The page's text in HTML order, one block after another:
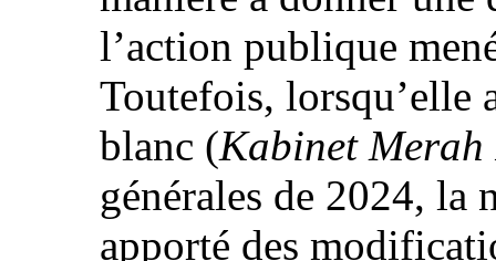
l’action publique
Toutefois, lorsqu’elle
blanc (Kabinet
générales de 2024, la
apporté des